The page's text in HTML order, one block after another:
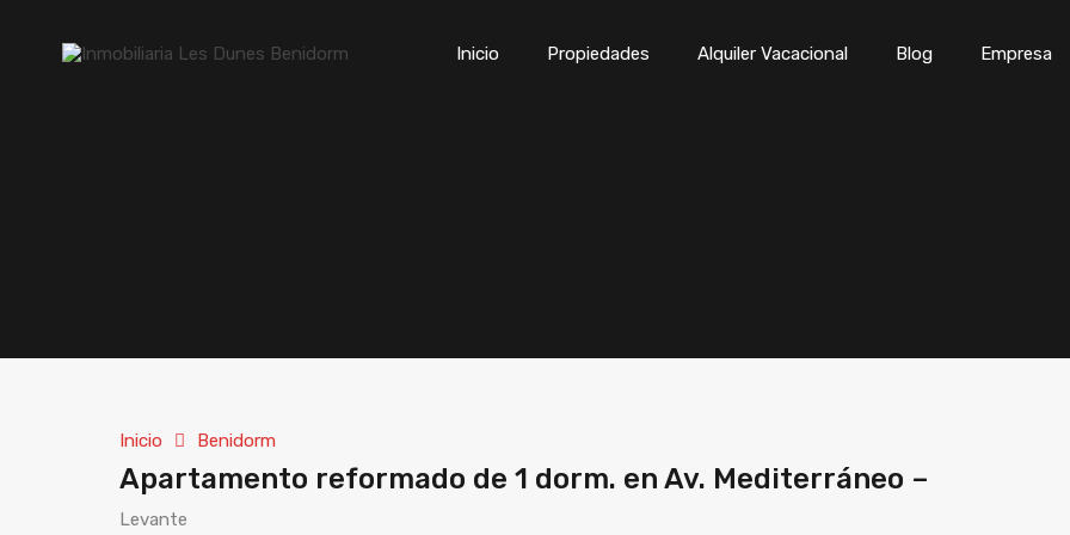
Inicio Propiedades
Inicio Propiedades Alquiler Vacacional Blog Empresa
Inicio Benidorm
Apartamento reformado de 1 dorm. en Av. Mediterráneo –
Levante